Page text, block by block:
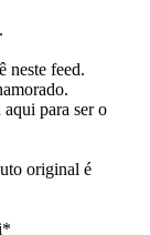
neste feed.
para ser o
original é